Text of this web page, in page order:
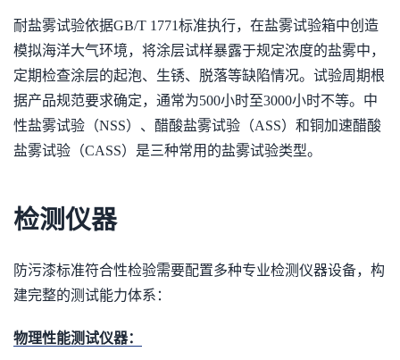
耐盐雾试验依据GB/T 1771标准执行，在盐雾试验箱中创造
模拟海洋大气环境，将涂层试样暴露于规定浓度的盐雾中，
定期检查涂层的起泡、生锈、脱落等缺陷情况。试验周期根
据产品规范要求确定，通常为500小时至3000小时不等。中
性盐雾试验（NSS）、醋酸盐雾试验（ASS）和铜加速醋酸
盐雾试验（CASS）是三种常用的盐雾试验类型。
检测仪器
防污漆标准符合性检验需要配置多种专业检测仪器设备，构
建完整的测试能力体系：
物理性能测试仪器：